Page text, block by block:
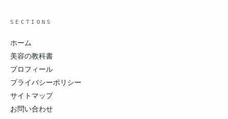
SECTIONS
ホーム
美容の教科書
プロフィール
プライバシーポリシー
サイトマップ
お問い合わせ